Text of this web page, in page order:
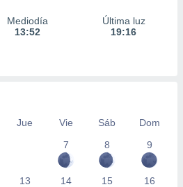
Mediodía
13:52
Última luz
19:16
Jue Vie Sáb
Dom
7
8 9
13 14 15 16